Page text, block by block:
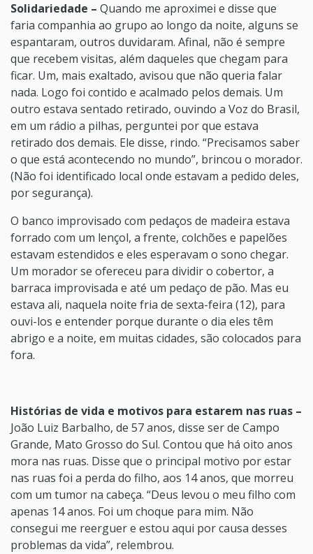
Solidariedade – Quando me aproximei e disse que
faria companhia ao grupo ao longo da noite, alguns se
espantaram, outros duvidaram. Afinal, não é sempre
que recebem visitas, além daqueles que chegam para
ficar. Um, mais exaltado, avisou que não queria falar
nada. Logo foi contido e acalmado pelos demais. Um
outro estava sentado retirado, ouvindo a Voz do Brasil,
em um rádio a pilhas, perguntei por que estava
retirado dos demais. Ele disse, rindo. “Precisamos saber
o que está acontecendo no mundo”, brincou o morador.
(Não foi identificado local onde estavam a pedido deles,
por segurança).
O banco improvisado com pedaços de madeira estava
forrado com um lençol, a frente, colchões e papelões
estavam estendidos e eles esperavam o sono chegar.
Um morador se ofereceu para dividir o cobertor, a
barraca improvisada e até um pedaço de pão. Mas eu
estava ali, naquela noite fria de sexta-feira (12), para
ouvi-los e entender porque durante o dia eles têm
abrigo e a noite, em muitas cidades, são colocados para
fora.
Histórias de vida e motivos para estarem nas ruas –
João Luiz Barbalho, de 57 anos, disse ser de Campo
Grande, Mato Grosso do Sul. Contou que há oito anos
mora nas ruas. Disse que o principal motivo por estar
nas ruas foi a perda do filho, aos 14 anos, que morreu
com um tumor na cabeça. “Deus levou o meu filho com
apenas 14 anos. Foi um choque para mim. Não
consegui me reerguer e estou aqui por causa desses
problemas da vida”, relembrou.